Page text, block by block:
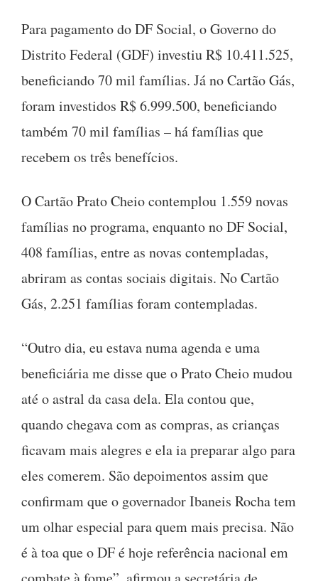
Para pagamento do DF Social, o Governo do
Distrito Federal (GDF) investiu R$ 10.411.525,
beneficiando 70 mil famílias. Já no Cartão Gás,
foram investidos R$ 6.999.500, beneficiando
também 70 mil famílias – há famílias que
recebem os três benefícios.
O Cartão Prato Cheio contemplou 1.559 novas
famílias no programa, enquanto no DF Social,
408 famílias, entre as novas contempladas,
abriram as contas sociais digitais. No Cartão
Gás, 2.251 famílias foram contempladas.
“Outro dia, eu estava numa agenda e uma
beneficiária me disse que o Prato Cheio mudou
até o astral da casa dela. Ela contou que,
quando chegava com as compras, as crianças
ficavam mais alegres e ela ia preparar algo para
eles comerem. São depoimentos assim que
confirmam que o governador Ibaneis Rocha tem
um olhar especial para quem mais precisa. Não
é à toa que o DF é hoje referência nacional em